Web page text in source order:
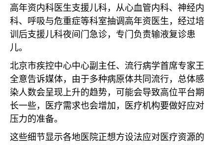
高年资内科医生支援儿科，从心血管内科、神经内
科、呼吸与危重症等科室抽调高年资医生，经过培
训后支援儿科夜间门急诊，专门负责输液复诊患
儿。
北京市疾控中心中心副主任、流行病学首席专家王
全意告诉媒体，由于多种病原体共同流行，总体感
染人数会呈现上升的趋势，可能会导致高位平台期
长一些，医疗需求也会增加，医疗机构要做好应对
压力的准备。
这些细节显示各地医院正想方设法应对医疗资源的